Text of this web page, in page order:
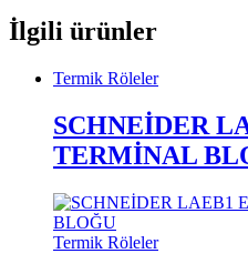
İlgili ürünler
Termik Röleler
SCHNEİDER
TERMİNAL
Termik Röleler